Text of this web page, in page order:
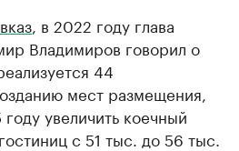
, в 2022 году глава
Владимиров говорил о
44
мест размещения,
увеличить коечный
с 51 тыс. до 56 тыс.